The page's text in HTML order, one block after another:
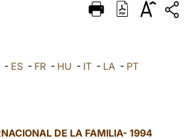
ITALIANO
- ES - FR - HU - IT - LA - PT
DE LA FAMILIA- 1994